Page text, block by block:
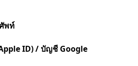
พท์
ID) / บัญชี Google